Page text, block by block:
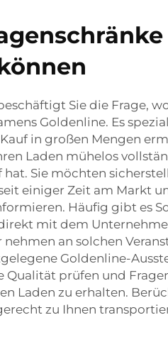
Sie die Frage,
Goldenline. Es
in großen Mengen
Laden mühelos
Sie möchten
einiger Zeit am Markt
Häufig gibt es
mit dem
an solchen
Goldenline-
prüfen und
Laden zu erhalten.
zu Ihnen